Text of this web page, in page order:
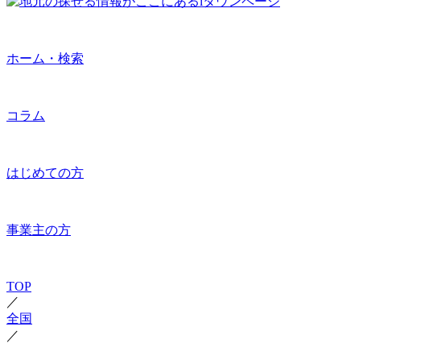
ホーム・検索
コラム
はじめての方
事業主の方
TOP
／
全国
／